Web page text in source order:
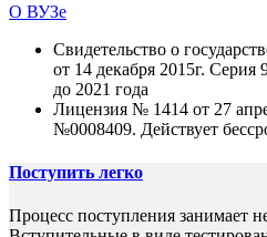
О ВУЗе
Свидетельство о
от 14 декабря 2015г.
до 2021 года
Лицензия № 1414 от 27
№0008409. Действует
Поступить легко
Процесс поступления занимает